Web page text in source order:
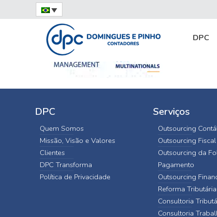
DPC
Home Doing Business in Brazil
DPC
Quem Somos
Missão, Visão e Valores
Clientes
DPC Transforma
Política de Privacidade
Serviços
Outsourcing
Outsourcing Fiscal
Outsourcing da
Pagamento
Outsourcing
Reforma Tributária
Consultoria
Consultoria